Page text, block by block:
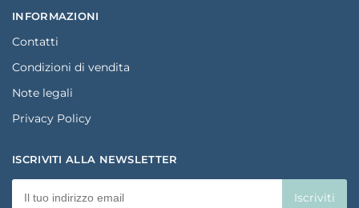
INFORMAZIONI
Contatti
Condizioni di vendita
Note legali
Privacy Policy
ISCRIVITI ALLA NEWSLETTER